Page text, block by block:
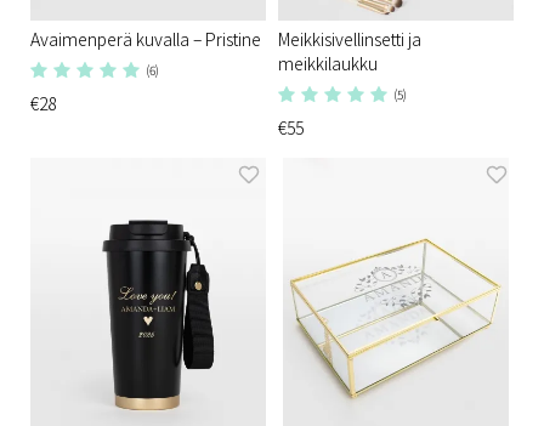
Avaimenperä kuvalla – Pristine
(6)
€28
Meikkisivellinsetti ja
meikkilaukku
(5)
€55